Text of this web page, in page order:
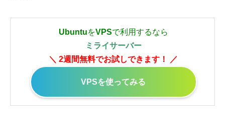
UbuntuをVPSで利用するなら
ミライサーバー
＼ 2週間無料でお試しできます！ ／
VPSを使ってみる